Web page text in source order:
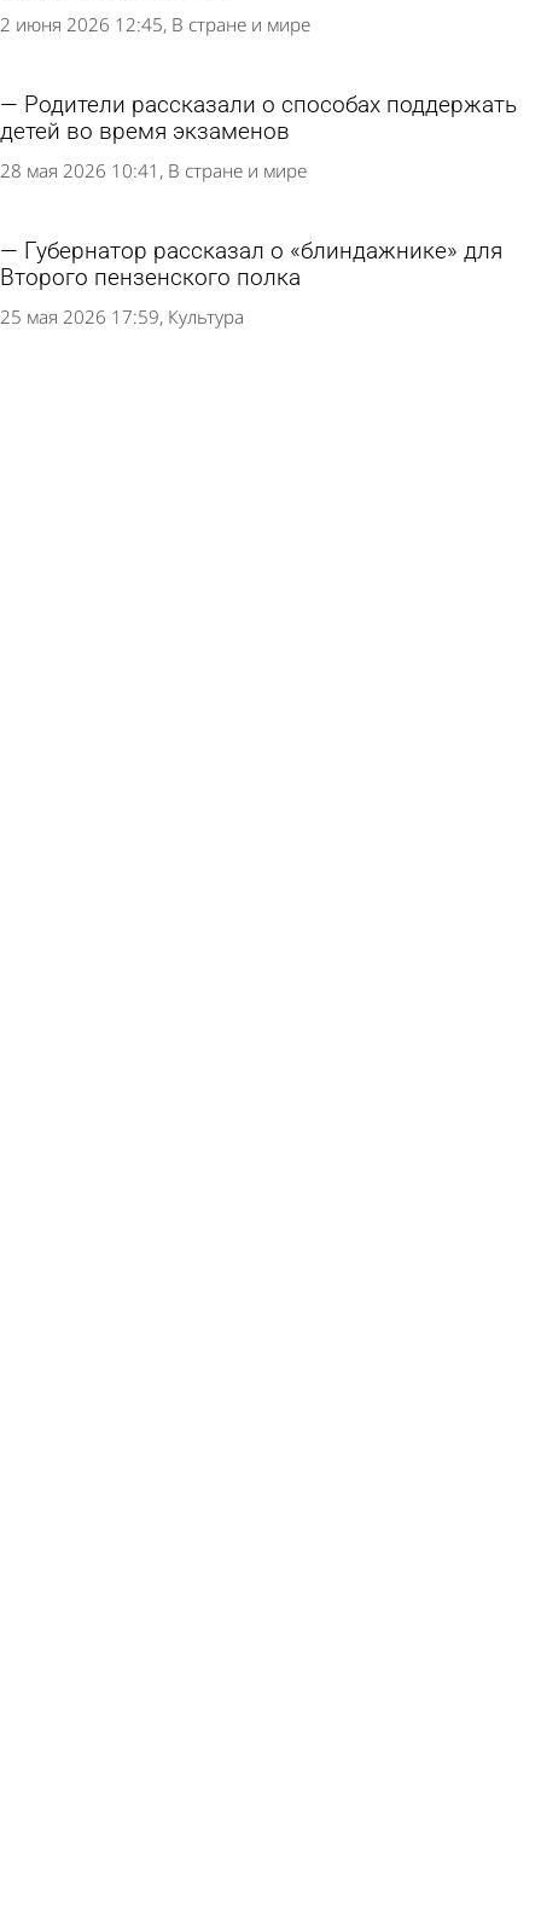
2 июня 2026 12:45 В стране и мире
Родители рассказали о способах поддержать
детей во время экзаменов
28 мая 2026 10:41 В стране и мире
Губернатор рассказал о «блиндажнике» для
Второго пензенского полка
25 мая 2026 17:59 Культура